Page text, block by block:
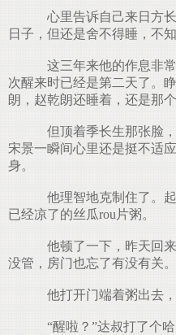
心里告诉自己来日方
日子，但还是舍不得睡，不
这三年来他的作息非
次醒来时已经是第二天了。
朗，赵乾朗还睡着，还是那
但顶着季长生那张脸
宋景一瞬间心里还是挺不适
身。
他理智地克制住了。
已经凉了的丝瓜rou片粥。
他顿了一下，昨天回
没管，房门也忘了有没有关。
他打开门端着粥出去，
“醒啦？”达叔打了个